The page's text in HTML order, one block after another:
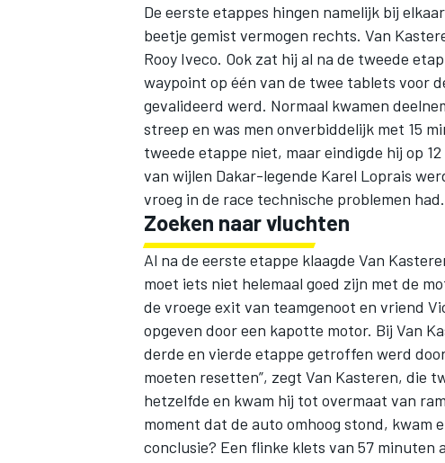
De eerste etappes hingen namelijk bij
beetje gemist vermogen rechts. Van
Rooy Iveco. Ook zat hij al na de tweede
waypoint op één van de twee tablets voor
gevalideerd werd. Normaal kwamen
streep en was men onverbiddelijk met 15
tweede etappe niet, maar eindigde hij op
van wijlen Dakar-legende Karel Loprais
vroeg in de race technische problemen had.
Zoeken naar vluchten
Al na de eerste etappe klaagde Van
moet iets niet helemaal goed zijn met de
de vroege exit van teamgenoot en vriend
opgeven door een kapotte motor. Bij Van
derde en vierde etappe getroffen werd
moeten resetten”, zegt Van Kasteren, die
hetzelfde en kwam hij tot overmaat van
moment dat de auto omhoog stond, kwam
conclusie? Een flinke klets van 57 minuten